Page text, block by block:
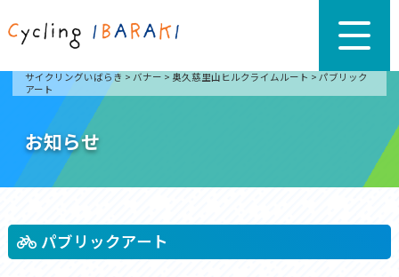
サイクリングいばらき > バナー > 奥久慈里山ヒルクライムルート > パブリック
アート
お知らせ
パブリックアート